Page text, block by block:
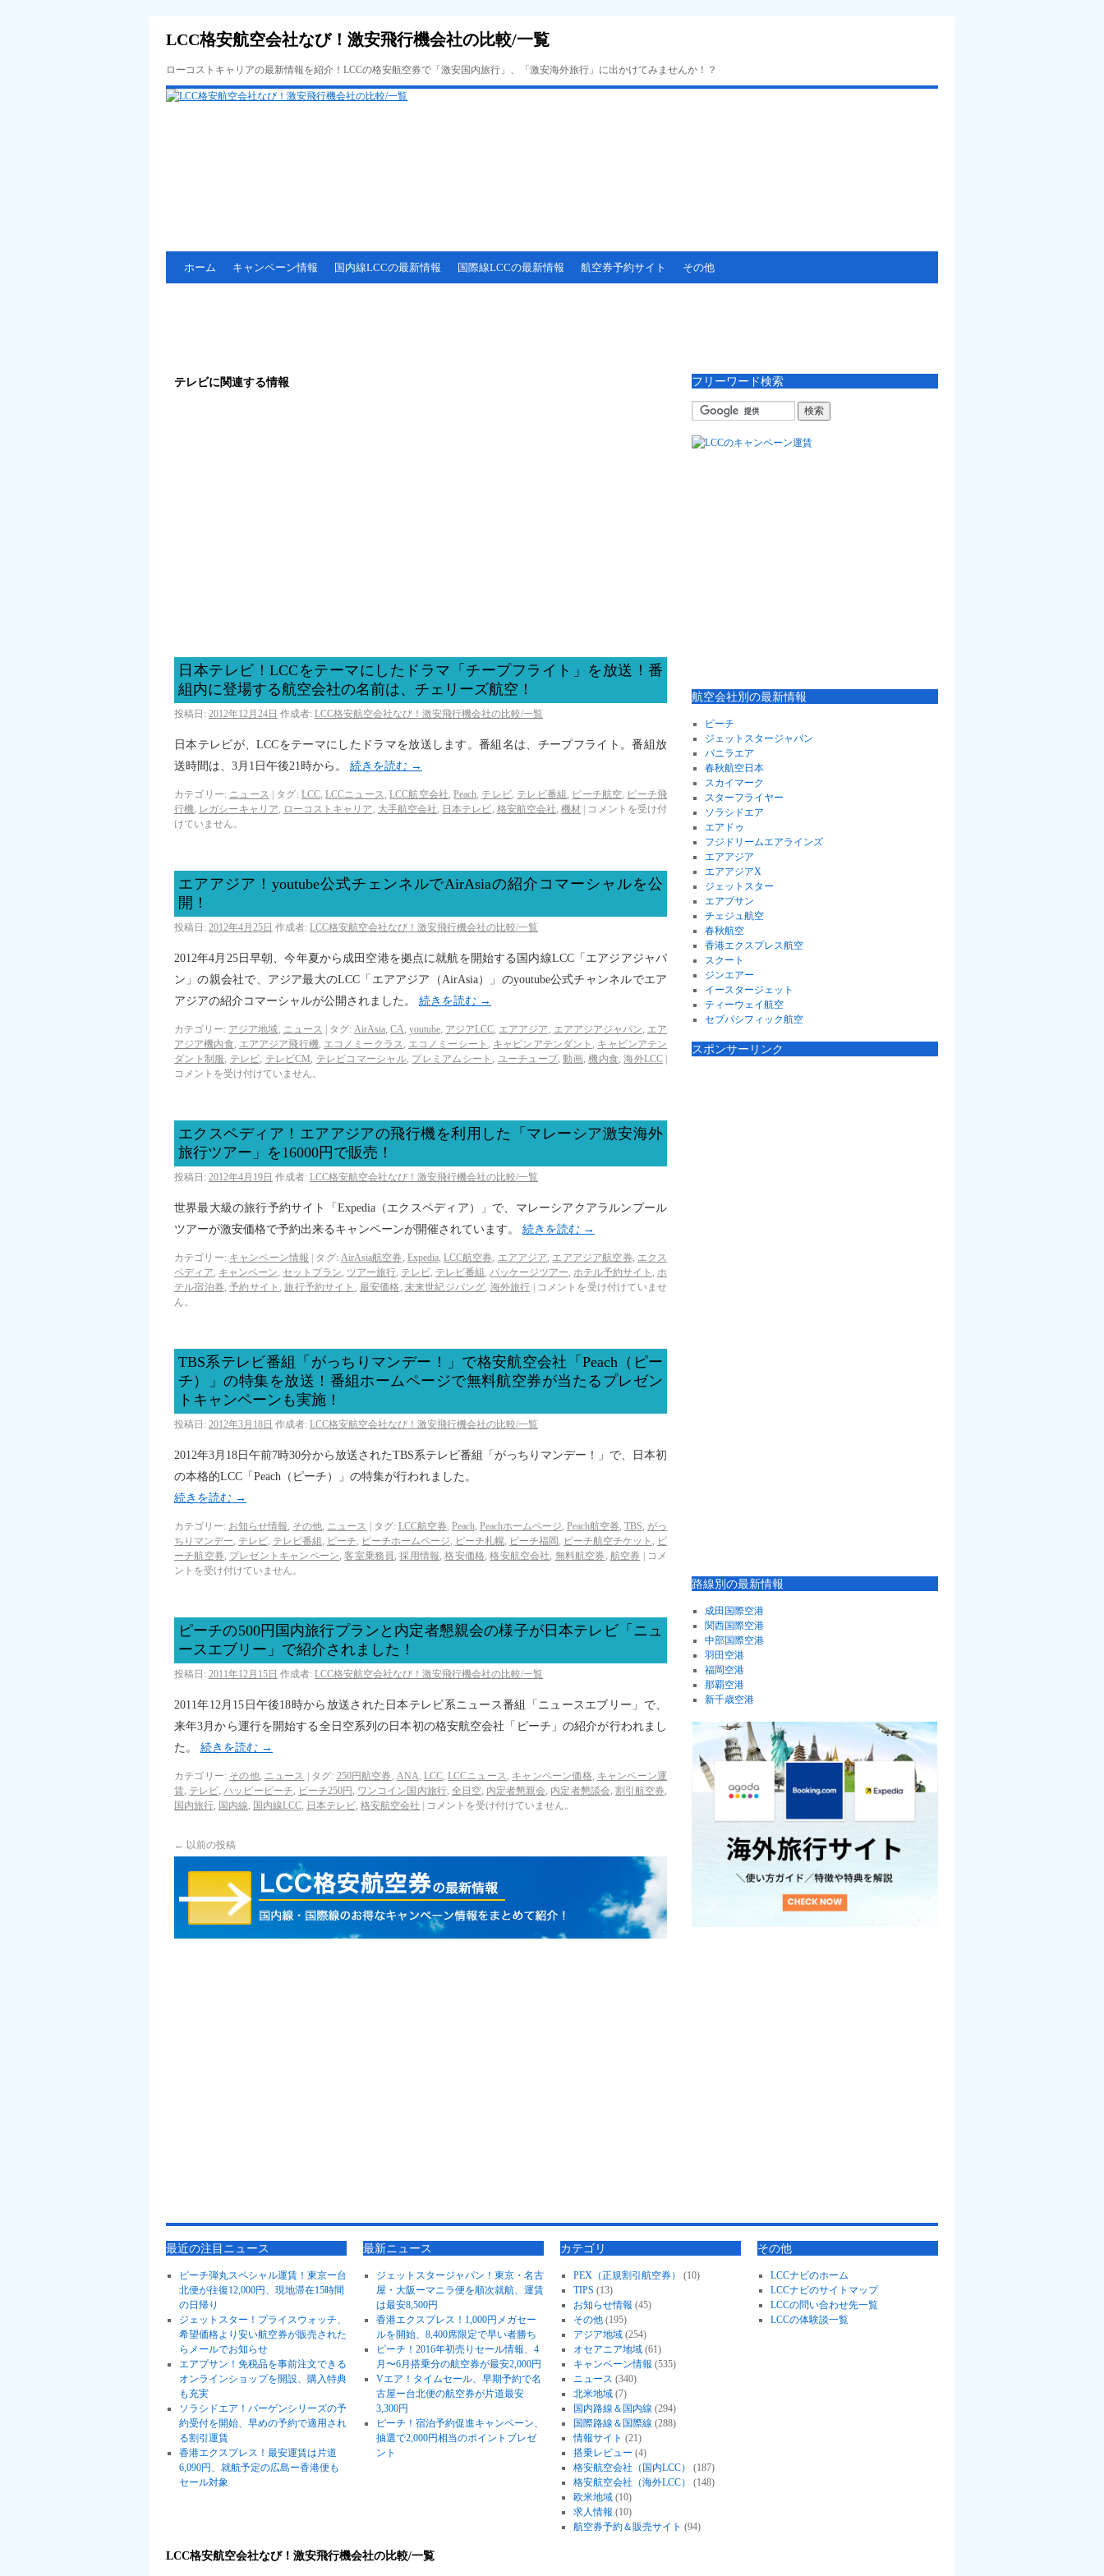
LCC格安航空会社なび！激安飛行機会社の比較/一覧
ローコストキャリアの最新情報を紹介！LCCの格安航空券で「激安国内旅行」、「激安海外旅行」に出かけてみませんか！？
ホーム キャンペーン情報 国内線LCCの最新情報 国際線LCCの最新情報 航空券予約サイト その他
テレビに関連する情報
日本テレビ！LCCをテーマにしたドラマ「チープフライト」を放送！番
組内に登場する航空会社の名前は、チェリーズ航空！
投稿日: 2012年12月24日 作成者: LCC格安航空会社なび！激安飛行機会社の比較/一覧
日本テレビが、LCCをテーマにしたドラマを放送します。番組名は、チープフライト。番組放
送時間は、3月1日午後21時から。 続きを読む →
カテゴリー: ニュース タグ: LCC, LCCニュース,LCC航空会社,Peach, テレビ, テレビ番組 , ピーチ航空, ピーチ飛
行機, レガシーキャリア, ローコストキャリア , 大手航空会社, 日本テレビ, 格安航空会社,機材
コメントを受け付
けていません。
エアアジア！youtube公式チェンネルでAirAsiaの紹介コマーシャルを公
開！
投稿日: 2012年4月25日 作成者: LCC格安航空会社なび！激安飛行機会社の比較/一覧
2012年4月25日早朝、今年夏から成田空港を拠点に就航を開始する国内線LCC「エアジアジャパ
ン」の親会社で、アジア最大のLCC「エアアジア（AirAsia）」のyoutube公式チャンネルでエア
アジアの紹介コマーシャルが公開されました。 続きを読む →
カテゴリー: アジア地域, ニュース タグ: AirAsia,CA,youtube, アジアLCC, エアアジア , エアアジアジャパン, エア
アジア機内食, エアアジア飛行機, エコノミークラス, エコノミーシート , キャビンアテンダント , キャビンアテン
ダント制服, テレビ, テレビCM, テレビコマーシャル, プレミアムシート , ユーチューブ,動画,機内食,海外LCC
コメントを受け付けていません。
エクスペディア！エアアジアの飛行機を利用した「マレーシア激安海外
旅行ツアー」を16000円で販売！
投稿日: 2012年4月19日 作成者: LCC格安航空会社なび！激安飛行機会社の比較/一覧
世界最大級の旅行予約サイト「Expedia（エクスペディア）」で、マレーシアクアラルンプール
ツアーが激安価格で予約出来るキャンペーンが開催されています。 続きを読む →
カテゴリー: キャンペーン情報 タグ: AirAsia航空券 , Expedia, LCC航空券, エアアジア, エアアジア航空券, エクス
ペディア, キャンペーン, セットプラン, ツアー旅行, テレビ, テレビ番組 , パッケージツアー, ホテル予約サイト , ホ
テル宿泊券,予約サイト ,旅行予約サイト , 最安価格 , 未来世紀ジパング, 海外旅行
コメントを受け付けていませ
ん。
TBS系テレビ番組「がっちりマンデー！」で格安航空会社「Peach（ピー
チ）」の特集を放送！番組ホームページで無料航空券が当たるプレゼン
トキャンペーンも実施！
投稿日: 2012年3月18日 作成者: LCC格安航空会社なび！激安飛行機会社の比較/一覧
2012年3月18日午前7時30分から放送されたTBS系テレビ番組「がっちりマンデー！」で、日本初
の本格的LCC「Peach（ピーチ）」の特集が行われました。
続きを読む →
カテゴリー: お知らせ情報, その他, ニュース タグ: LCC航空券, Peach, Peachホームページ, Peach航空券,TBS, がっ
ちりマンデー, テレビ, テレビ番組 , ピーチ, ピーチホームページ, ピーチ札幌, ピーチ福岡 , ピーチ航空チケット , ピ
ーチ航空券, プレゼントキャンペーン,客室乗務員,採用情報,格安価格,格安航空会社, 無料航空券 , 航空券
コメ
ントを受け付けていません。
ピーチの500円国内旅行プランと内定者懇親会の様子が日本テレビ「ニュ
ースエブリー」で紹介されました！
投稿日: 2011年12月15日 作成者: LCC格安航空会社なび！激安飛行機会社の比較/一覧
2011年12月15日午後18時から放送された日本テレビ系ニュース番組「ニュースエブリー」で、
来年3月から運行を開始する全日空系列の日本初の格安航空会社「ピーチ」の紹介が行われまし
た。 続きを読む →
カテゴリー: その他, ニュース タグ: 250円航空券 , ANA, LCC,LCCニュース, キャンペーン価格, キャンペーン運
賃, テレビ,ハッピーピーチ, ピーチ250円 , ワンコイン国内旅行, 全日空, 内定者懇親会, 内定者懇談会, 割引航空券,
国内旅行, 国内線, 国内線LCC, 日本テレビ, 格安航空会社 コメントを受け付けていません。
← 以前の投稿
フリーワード検索
航空会社別の最新情報
ピーチ
ジェットスタージャパン
バニラエア
春秋航空日本
スカイマーク
スターフライヤー
ソラシドエア
エアドゥ
フジドリームエアラインズ
エアアジア
エアアジアX
ジェットスター
エアプサン
チェジュ航空
春秋航空
香港エクスプレス航空
スクート
ジンエアー
イースタージェット
ティーウェイ航空
セブパシフィック航空
スポンサーリンク
路線別の最新情報
成田国際空港
関西国際空港
中部国際空港
羽田空港
福岡空港
那覇空港
新千歳空港
最近の注目ニュース
ピーチ弾丸スペシャル運賃！東京ー台
北便が往復12,000円、現地滞在15時間
の日帰り
ジェットスター！プライスウォッチ、
希望価格より安い航空券が販売された
らメールでお知らせ
エアプサン！免税品を事前注文できる
オンラインショップを開設、購入特典
も充実
ソラシドエア！バーゲンシリーズの予
約受付を開始、早めの予約で適用され
る割引運賃
香港エクスプレス！最安運賃は片道
6,090円、就航予定の広島ー香港便も
セール対象
最新ニュース
ジェットスタージャパン！東京・名古
屋・大阪ーマニラ便を順次就航、運賃
は最安8,500円
香港エクスプレス！1,000円メガセー
ルを開始、8,400席限定で早い者勝ち
ピーチ！2016年初売りセール情報、4
月〜6月搭乗分の航空券が最安2,000円
Vエア！タイムセール、早期予約で名
古屋ー台北便の航空券が片道最安
3,300円
ピーチ！宿泊予約促進キャンペーン、
抽選で2,000円相当のポイントプレゼ
ント
カテゴリ
PEX（正規割引航空券）
(10)
TIPS (13)
お知らせ情報 (45)
その他(195)
アジア地域(254)
オセアニア地域(61)
キャンペーン情報 (535)
ニュース (340)
北米地域(7)
国内路線＆国内線 (294)
国際路線＆国際線 (288)
情報サイト (21)
搭乗レビュー (4)
格安航空会社（国内LCC）
(187)
格安航空会社（海外LCC）
(148)
欧米地域(10)
求人情報 (10)
航空券予約＆販売サイト (94)
その他
LCCナビのホーム
LCCナビのサイトマップ
LCCの問い合わせ先一覧
LCCの体験談一覧
LCC格安航空会社なび！激安飛行機会社の比較/一覧